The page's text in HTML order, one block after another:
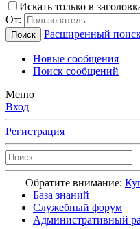
Искать только в
От:
Поиск Расширенный
Новые сообщения
Поиск сообщений
Меню
Вход
Регистрация
Обратите внимание:
База знаний
Служебный форум
Административный